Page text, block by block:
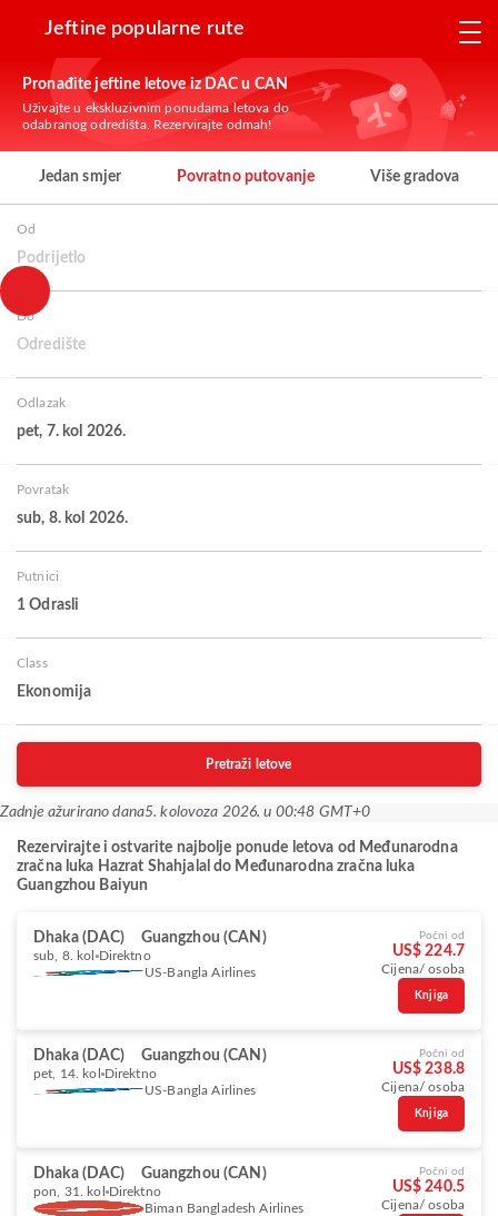
Jeftine popularne rute
Pronađite jeftine letove iz DAC u CAN
Uživajte u ekskluzivnim ponudama letova do
odabranog odredišta. Rezervirajte odmah!
Jedan smjer Povratno putovanje Više gradova
Od
Podrijetlo
Do
Odredište
Odlazak
pet, 7. kol 2026.
Povratak
sub, 8. kol 2026.
Putnici
1 Odrasli
Class
Ekonomija
Pretraži letove
Zadnje ažurirano dana5. kolovoza 2026. u 00:48 GMT+0
Rezervirajte i ostvarite najbolje ponude letova od Međunarodna
zračna luka Hazrat Shahjalal do Međunarodna zračna luka
Guangzhou Baiyun
Dhaka (DAC) Guangzhou (CAN)
sub, 8. kol Direktno
US-Bangla Airlines
Počni od
US$ 224.7
Cijena/ osoba
Knjiga
Dhaka (DAC) Guangzhou (CAN)
pet, 14. kol Direktno
US-Bangla Airlines
Počni od
US$ 238.8
Cijena/ osoba
Knjiga
Dhaka (DAC) Guangzhou (CAN)
pon, 31. kol Direktno
Biman Bangladesh Airlines
Počni od
US$ 240.5
Cijena/ osoba